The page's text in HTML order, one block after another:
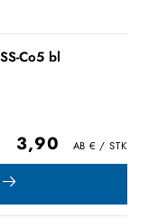
Co5 bl
3,90